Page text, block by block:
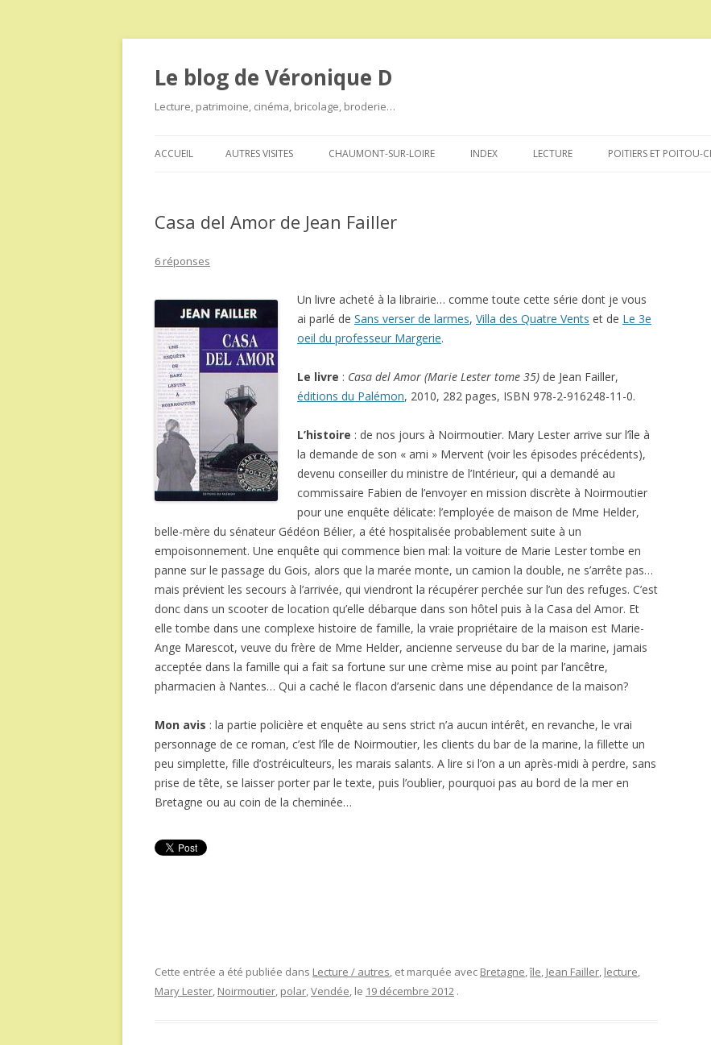
Le blog de Véronique D
Lecture, patrimoine, cinéma, bricolage, broderie…
au
ACCUEIL AUTRES VISITES CHAUMONT-SUR-LOIRE INDEX LECTURE POITIERS ET POITOU-
Casa del Amor de Jean Failler
6 réponses
Un livre acheté à la librairie… comme toute cette série dont je vous
ai parlé de Sans verser de larmes, Villa des Quatre Vents et de Le 3e
oeil du professeur Margerie.
Le livre : Casa del Amor (Marie Lester tome 35) de Jean Failler,
éditions du Palémon, 2010, 282 pages, ISBN 978-2-916248-11-0.
L’histoire : de nos jours à Noirmoutier. Mary Lester arrive sur l’île à
la demande de son « ami » Mervent (voir les épisodes précédents),
devenu conseiller du ministre de l’Intérieur, qui a demandé au
commissaire Fabien de l’envoyer en mission discrète à Noirmoutier
pour une enquête délicate: l’employée de maison de Mme Helder,
belle-mère du sénateur Gédéon Bélier, a été hospitalisée probablement suite à un
empoisonnement. Une enquête qui commence bien mal: la voiture de Marie Lester tombe en
panne sur le passage du Gois, alors que la marée monte, un camion la double, ne s’arrête pas…
mais prévient les secours à l’arrivée, qui viendront la récupérer perchée sur l’un des refuges. C’est
donc dans un scooter de location qu’elle débarque dans son hôtel puis à la Casa del Amor. Et
elle tombe dans une complexe histoire de famille, la vraie propriétaire de la maison est Marie-
Ange Marescot, veuve du frère de Mme Helder, ancienne serveuse du bar de la marine, jamais
acceptée dans la famille qui a fait sa fortune sur une crème mise au point par l’ancêtre,
pharmacien à Nantes… Qui a caché le flacon d’arsenic dans une dépendance de la maison?
Mon avis : la partie policière et enquête au sens strict n’a aucun intérêt, en revanche, le vrai
personnage de ce roman, c’est l’île de Noirmoutier, les clients du bar de la marine, la fillette un
peu simplette, fille d’ostréiculteurs, les marais salants. A lire si l’on a un après-midi à perdre, sans
prise de tête, se laisser porter par le texte, puis l’oublier, pourquoi pas au bord de la mer en
Bretagne ou au coin de la cheminée…
Cette entrée a été publiée dans Lecture / autres, et marquée avec Bretagne,île, Jean Failler, lecture,
Mary Lester, Noirmoutier, polar,Vendée, le 19 décembre 2012 .